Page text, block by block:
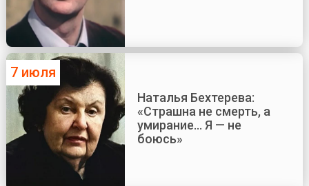
7 июля
Наталья Бехтерева:
«Страшна не смерть, а
умирание... Я — не
боюсь»